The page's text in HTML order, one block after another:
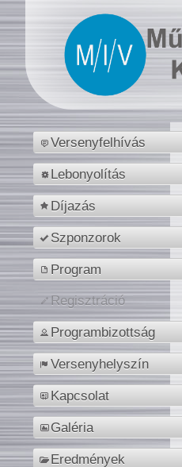
Versenyfelhívás
Lebonyolítás
Díjazás
Szponzorok
Program
Regisztráció
Programbizottság
Versenyhelyszín
Kapcsolat
Galéria
Eredmények